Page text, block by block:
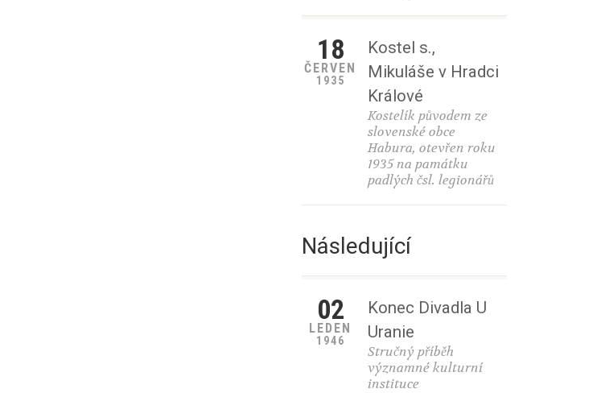
18
ČERVEN
1935
Kostel s.,
Mikuláše v Hradci
Králové
Kostelík původem ze
slovenské obce
Habura, otevřen roku
1935 na památku
padlých čsl. legionářů
Následující
02
LEDEN
1946
Konec Divadla U
Uranie
Stručný příběh
významné kulturní
instituce